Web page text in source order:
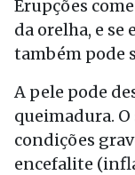
Erupções
da orelha, e se
também pode
A pele pode
queimadura.
condições
encefalite